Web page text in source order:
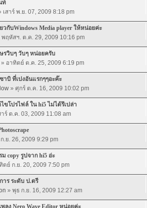
ท์
เสาร์ พ.ย. 07, 2009 8:18 pm
กับWindows Media player ให้หน่อยค่ะ
พฤหัสฯ. ต.ค. 29, 2009 10:16 pm
รวิบๆ วับๆ หน่อยครับ
» อาทิตย์ ต.ค. 25, 2009 6:19 pm
าบิ ที่เปงอันแรกๆๆอะค๊ะ
» ศุกร์ ต.ค. 16, 2009 10:02 pm
ขโปรไฟล์ ใน hi5 ไม่ได้รึเปล่า
าร์ ต.ค. 03, 2009 11:08 am
.ย. 26, 2009 9:29 pm
copy รูปจาก hi5 อ่ะ
ตย์ ก.ย. 20, 2009 7:50 pm
าร ระดับ ป.ตรี
» พุธ ก.ย. 16, 2009 12:27 am
ลง Nero Wave Editor หน่อยค่ะ